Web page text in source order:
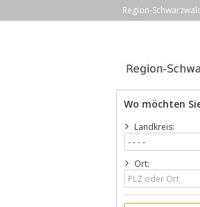
Region-
Wo möchten
Landkreis:
Ort: